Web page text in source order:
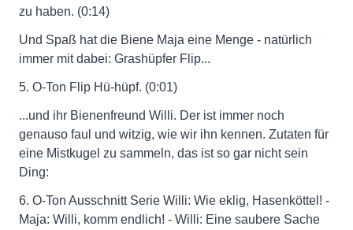
zu haben. (0:14)
Und Spaß hat die Biene Maja eine Menge - natürlich
immer mit dabei: Grashüpfer Flip...
5. O-Ton Flip Hü-hüpf. (0:01)
...und ihr Bienenfreund Willi. Der ist immer noch
genauso faul und witzig, wie wir ihn kennen. Zutaten für
eine Mistkugel zu sammeln, das ist so gar nicht sein
Ding:
6. O-Ton Ausschnitt Serie Willi: Wie eklig, Hasenköttel! -
Maja: Willi, komm endlich! - Willi: Eine saubere Sache